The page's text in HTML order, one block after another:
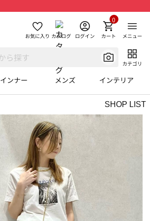
お気に入り カタログ ログイン カート
0
メニュー
カテゴリ
インナー メンズ インテリア
SHOP LIST